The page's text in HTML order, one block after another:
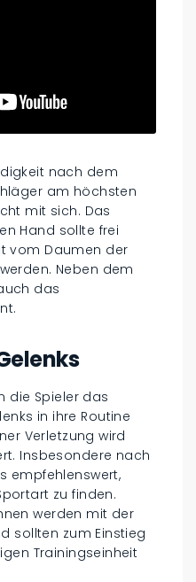
nach dem
am höchsten
mit sich. Das
Hand sollte frei
vom Daumen der
Neben dem
das
die Spieler das
in ihre Routine
Verletzung wird
Insbesondere nach
empfehlenswert,
zu finden.
werden mit der
sollten zum Einstieg
Trainingseinheit